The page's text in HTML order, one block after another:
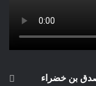
بن خضراء